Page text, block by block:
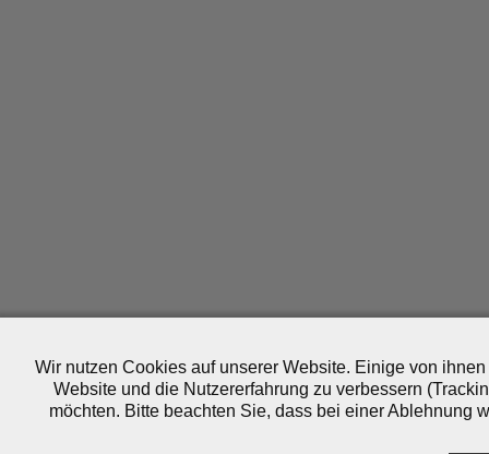
Wir nutzen Cookies auf unserer Website. Einige von
Website und die Nutzererfahrung zu verbessern
möchten. Bitte beachten Sie, dass bei einer Ablehnung